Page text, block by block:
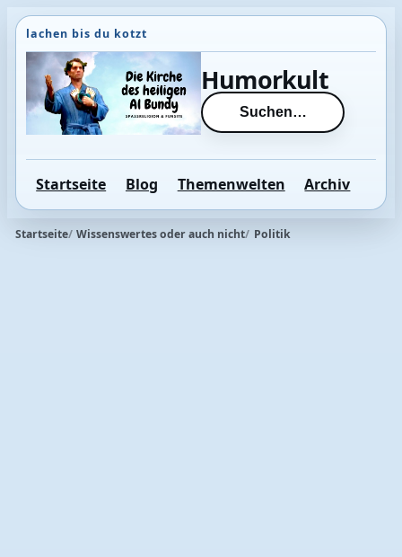
Direkt
zum
Inhalt
wechseln
Humorkult
Suchen…
Startseite Blog Themenwelten Archiv
Startseite Wissenswertes oder auch nicht Politik